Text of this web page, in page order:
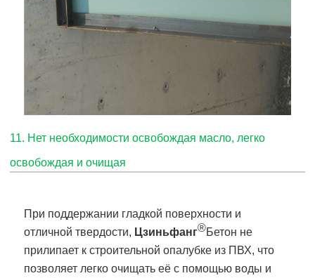
11. Нет необходимости освобождая масло, легко
освобождая и очищая
При поддержании гладкой поверхности и
отличной твердости, Цзиньфанг®Бетон не
прилипает к строительной опалубке из ПВХ, что
позволяет легко очищать её с помощью воды и